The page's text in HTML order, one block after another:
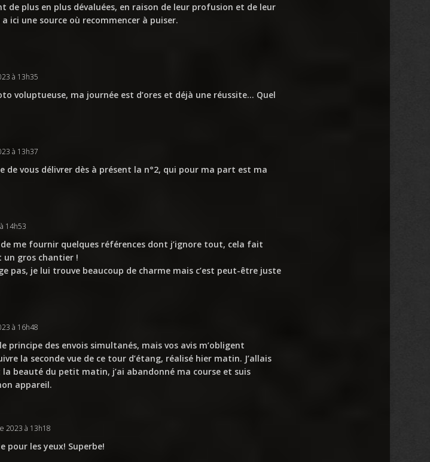
de plus en plus dévaluées, en raison de leur profusion et de leur
ici une source où recommencer à puiser.
à 13h35
voluptueuse, ma journée est d’ores et déjà une réussite… Quel
à 13h37
de vous délivrer dès à présent la n°2, qui pour ma part est ma
14h53
me fournir quelques références dont j’ignore tout, cela fait
un gros chantier !
pas, je lui trouve beaucoup de charme mais c’est peut-être juste
à 16h48
principe des envois simultanés, mais vos avis m’obligent
la seconde vue de ce tour d’étang, réalisé hier matin. J’allais
beauté du petit matin, j’ai abandonné ma course et suis
appareil.
2023 à 13h18
les yeux! Superbe!